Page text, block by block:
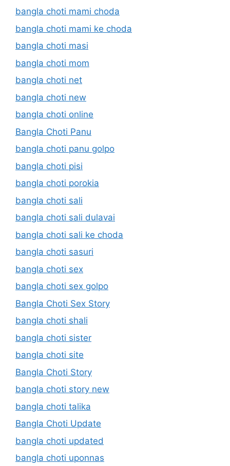
bangla choti mami choda
bangla choti mami ke choda
bangla choti masi
bangla choti mom
bangla choti net
bangla choti new
bangla choti online
Bangla Choti Panu
bangla choti panu golpo
bangla choti pisi
bangla choti porokia
bangla choti sali
bangla choti sali dulavai
bangla choti sali ke choda
bangla choti sasuri
bangla choti sex
bangla choti sex golpo
Bangla Choti Sex Story
bangla choti shali
bangla choti sister
bangla choti site
Bangla Choti Story
bangla choti story new
bangla choti talika
Bangla Choti Update
bangla choti updated
bangla choti uponnas